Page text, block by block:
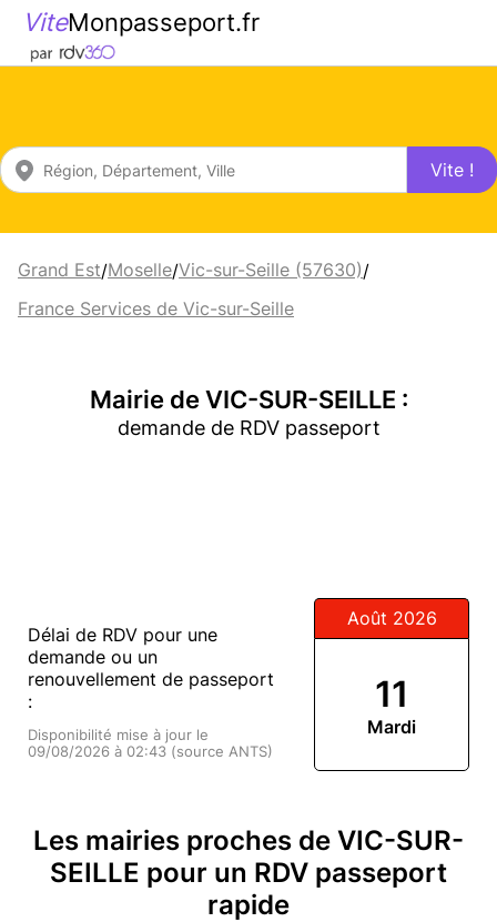
ViteMonpasseport.fr
Vite !
Grand Est/Moselle/Vic-sur-Seille (57630)/
France Services de Vic-sur-Seille
Mairie de VIC-SUR-SEILLE :
demande de RDV passeport
Délai de RDV pour une
demande ou un
renouvellement de passeport
:
Disponibilité mise à jour le
09/08/2026 à 02:43 (source ANTS)
Août 2026
11
Mardi
Les mairies proches de VIC-SUR-
SEILLE pour un RDV passeport
rapide